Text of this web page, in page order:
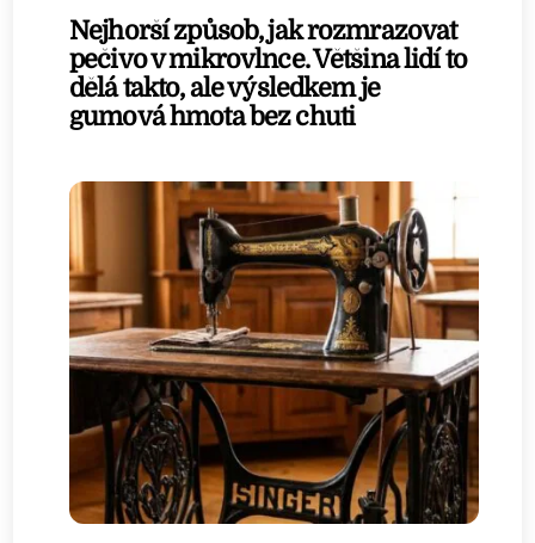
Nejhorší způsob, jak rozmrazovat
pečivo v mikrovlnce. Většina lidí to
dělá takto, ale výsledkem je
gumová hmota bez chuti